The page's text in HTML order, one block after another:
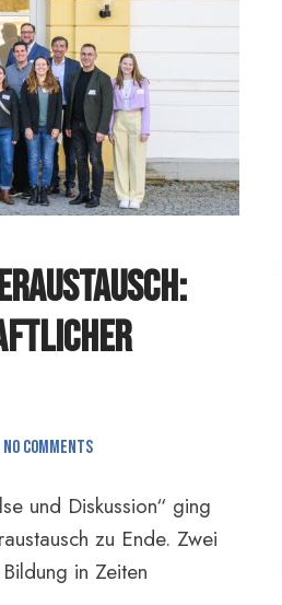
No comments
und Diskussion“ ging
zu Ende. Zwei
in Zeiten